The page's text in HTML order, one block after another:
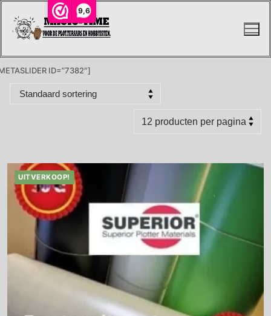
9,6
naar
ID=”7382″]
UITVERKOOP!